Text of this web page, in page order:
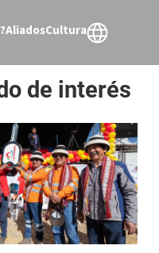
AliadosCultura
de interés